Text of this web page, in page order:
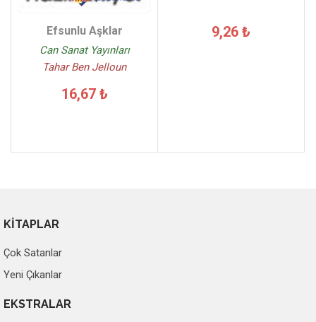
Efsunlu Aşklar
Can Sanat Yayınları
Tahar Ben Jelloun
16,67 ₺
9,26 ₺
KİTAPLAR
Çok Satanlar
Yeni Çıkanlar
EKSTRALAR